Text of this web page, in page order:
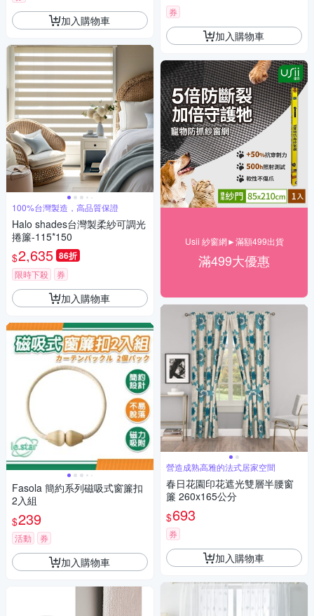
加入購物車
100%台灣製造，高品質保證
Halo shades台灣製柔紗可調光
捲簾-115*150
$2,635 86折
限時下殺 券
加入購物車
Fasola 簡約系列磁吸式窗簾扣
2入組
$239
活動 券
加入購物車
券
加入購物車
Usii 紗窗網►滿額499出貨
滿499大優惠
營造成熟高雅的法式居家空間
春日花園印花遮光雙層半腰窗
簾 260x165公分
$693
券
加入購物車